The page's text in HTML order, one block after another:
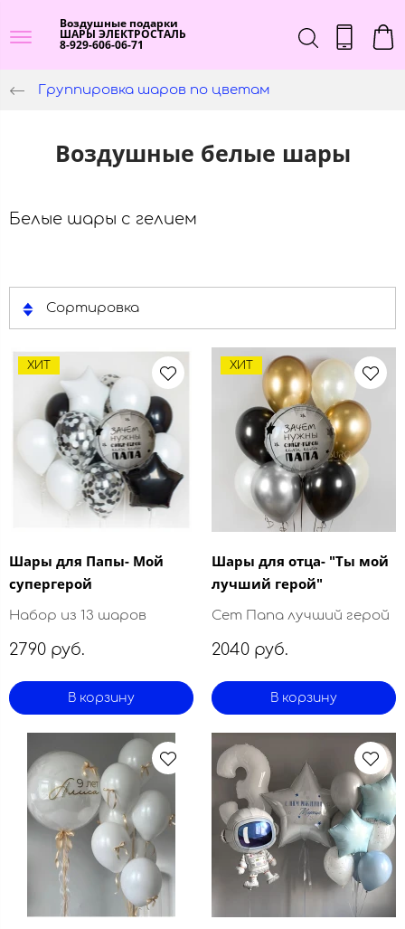
Воздушные подарки
ШАРЫ ЭЛЕКТРОСТАЛЬ
8-929-606-06-71
Группировка шаров по цветам
Воздушные белые шары
Белые шары с гелием
Сортировка
ХИТ
Шары для Папы- Мой
супергерой
Набор из 13 шаров
2790 руб.
В корзину
ХИТ
Шары для отца- "Ты мой
лучший герой"
Сет Папа лучший герой
2040 руб.
В корзину